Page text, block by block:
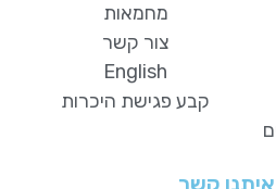
מחמאות
צור קשר
English
קבע פגישת היכרות